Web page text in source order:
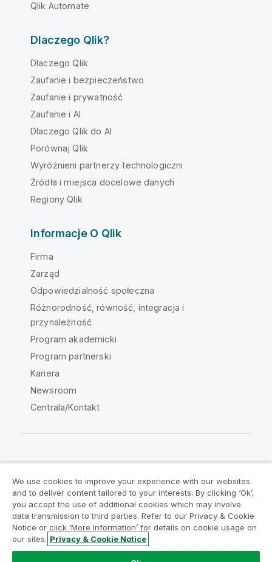
Qlik Automate
Dlaczego Qlik?
Dlaczego Qlik
Zaufanie i bezpieczeństwo
Zaufanie i prywatność
Zaufanie i AI
Dlaczego Qlik do AI
Porównaj Qlik
Wyróżnieni partnerzy technologiczni
Źródła i miejsca docelowe danych
Regiony Qlik
Informacje O Qlik
Firma
Zarząd
Odpowiedzialność społeczna
Różnorodność, równość, integracja i
przynależność
Program akademicki
Program partnerski
Kariera
Newsroom
Centrala/Kontakt
Umowy prawne
Warunki produktu
Legal Policies
Legal Policies
Warunki korzystania
Znaki towarowe
Do Not Share My Info
We use cookies to improve your experience with our websites
and to deliver content tailored to your interests. By clicking ‘Ok’,
you accept the use of additional cookies which may involve
data transmission to third parties. Refer to our Privacy & Cookie
Notice or click ‘More Information’ for details on cookie usage on
our sites. Privacy & Cookie Notice